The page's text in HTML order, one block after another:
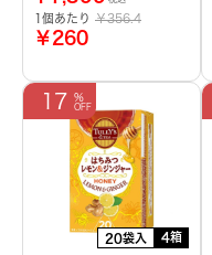
1個あたり ￥356.4
￥260
20袋入 4箱
17